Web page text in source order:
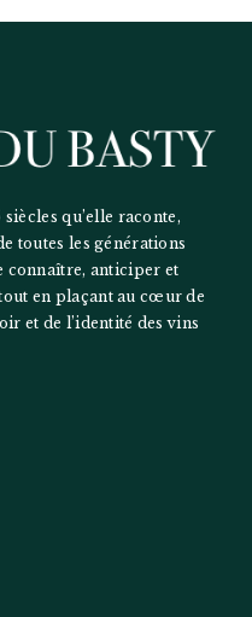
qu’elle raconte,
toutes les générations
connaître, anticiper et
en plaçant au cœur de
et de l’identité des vins